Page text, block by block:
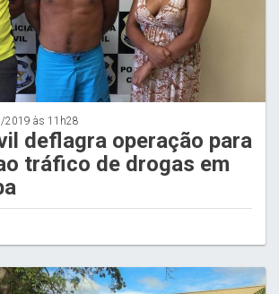
2019 às 11h28
deflagra operação para
tráfico de drogas em